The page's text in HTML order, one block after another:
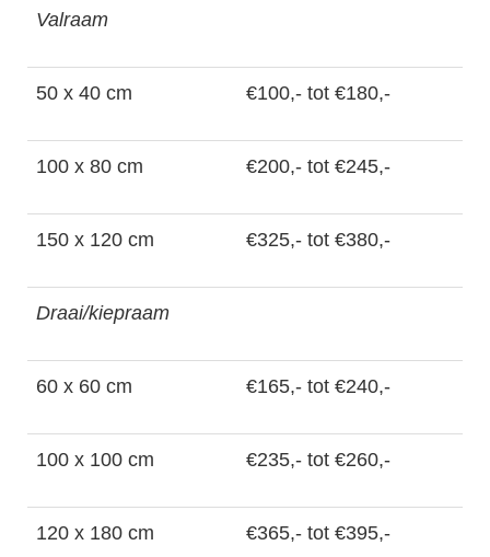
Valraam
50 x 40 cm €100,- tot €180,-
100 x 80 cm €200,- tot €245,-
150 x 120 cm €325,- tot €380,-
Draai/kiepraam
60 x 60 cm €165,- tot €240,-
100 x 100 cm €235,- tot €260,-
120 x 180 cm €365,- tot €395,-